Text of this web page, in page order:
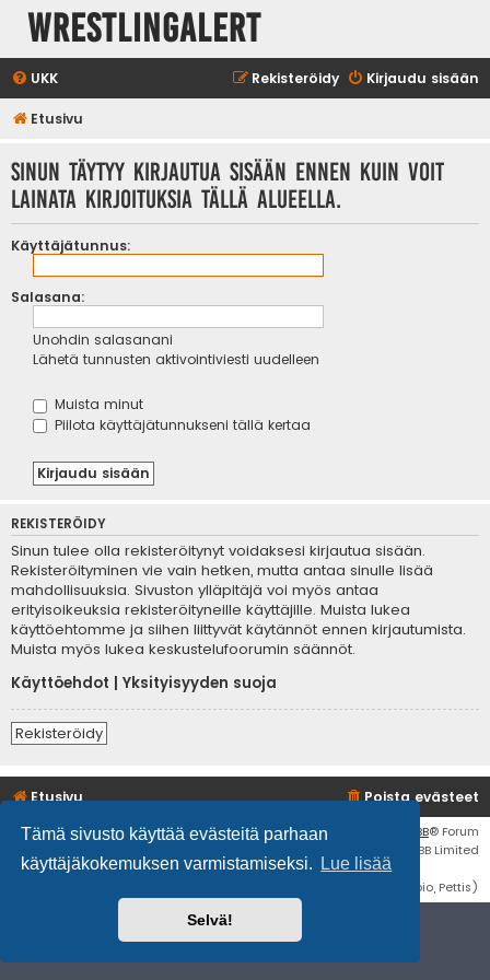
Tämä sivusto käyttää evästeitä parhaan
käyttäjäkokemuksen varmistamiseksi.
Lue lisää
Selvä!
WrestlingAlert
UKK Kirjaudu sisään
Rekisteröidy
Etusivu
Sinun täytyy kirjautua sisään ennen kuin voit
lainata kirjoituksia tällä alueella.
Käyttäjätunnus:
Salasana:
Unohdin salasanani
Lähetä tunnusten aktivointiviesti uudelleen
Muista minut
Piilota käyttäjätunnukseni tällä kertaa
REKISTERÖIDY
Sinun tulee olla rekisteröitynyt voidaksesi kirjautua sisään.
Rekisteröityminen vie vain hetken, mutta antaa sinulle lisää
mahdollisuuksia. Sivuston ylläpitäjä voi myös antaa
erityisoikeuksia rekisteröityneille käyttäjille. Muista lukea
käyttöehtomme ja siihen liittyvät käytännöt ennen kirjautumista.
Muista myös lukea keskustelufoorumin säännöt.
Käyttöehdot
Yksityisyyden suoja
Rekisteröidy
Etusivu Poista evästeet
Flat Style byIan Bradley• Keskustelufoorumin ohjelmisto phpBB® Forum
Software © phpBB Limited
Käännös: phpBB Suomi (lurttinen, harritapio, Pettis)